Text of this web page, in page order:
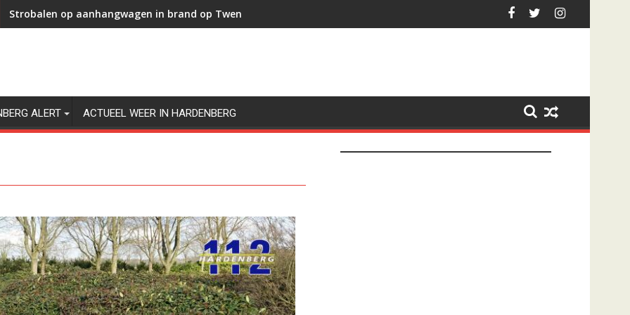
Strobalen op aanhangwagen in brand op Twenteweg in Hardenberg
ALERT ACTUEEL WEER IN HARDENBERG